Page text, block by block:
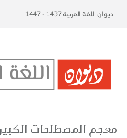
ديوان اللغة العربية 1437 - 1447
معجم المصطلحات الكبير